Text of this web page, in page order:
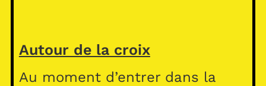
Autour de la croix
Au moment d’entrer dans la